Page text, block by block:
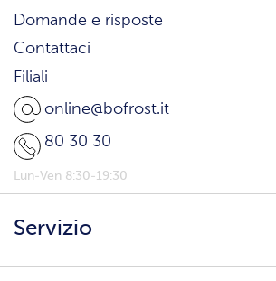
Domande e risposte
Contattaci
Filiali
online@bofrost.it
80 30 30
Lun-Ven 8:30-19:30
Servizio